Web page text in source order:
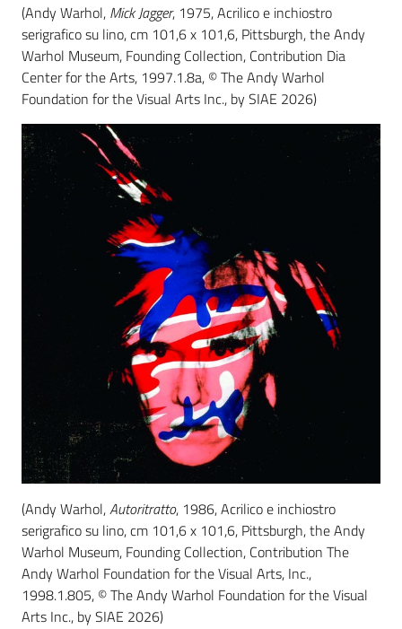
(Andy Warhol, Mick Jagger, 1975, Acrilico e inchiostro
serigrafico su lino, cm 101,6 x 101,6, Pittsburgh, the Andy
Warhol Museum, Founding Collection, Contribution Dia
Center for the Arts, 1997.1.8a, © The Andy Warhol
Foundation for the Visual Arts Inc., by SIAE 2026)
(Andy Warhol,Autoritratto, 1986, Acrilico e inchiostro
serigrafico su lino, cm 101,6 x 101,6, Pittsburgh, the Andy
Warhol Museum, Founding Collection, Contribution The
Andy Warhol Foundation for the Visual Arts, Inc.,
1998.1.805, © The Andy Warhol Foundation for the Visual
Arts Inc., by SIAE 2026)